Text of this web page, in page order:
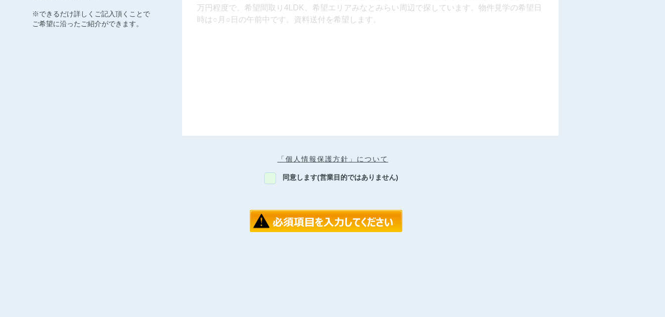
※できるだけ詳しくご記入頂くことで
ご希望に沿ったご紹介ができます。
「個人情報保護方針」について
同意します(営業目的ではありません)